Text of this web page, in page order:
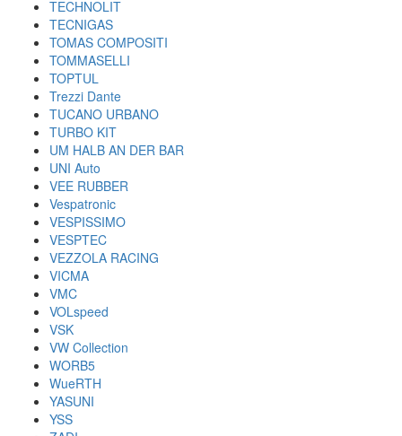
TECHNOLIT
TECNIGAS
TOMAS COMPOSITI
TOMMASELLI
TOPTUL
Trezzi Dante
TUCANO URBANO
TURBO KIT
UM HALB AN DER BAR
UNI Auto
VEE RUBBER
Vespatronic
VESPISSIMO
VESPTEC
VEZZOLA RACING
VICMA
VMC
VOLspeed
VSK
VW Collection
WORB5
WueRTH
YASUNI
YSS